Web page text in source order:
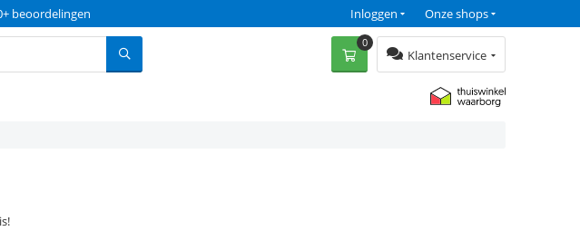
beoordelingen Onze shops
Inloggen
Klantenservice
0